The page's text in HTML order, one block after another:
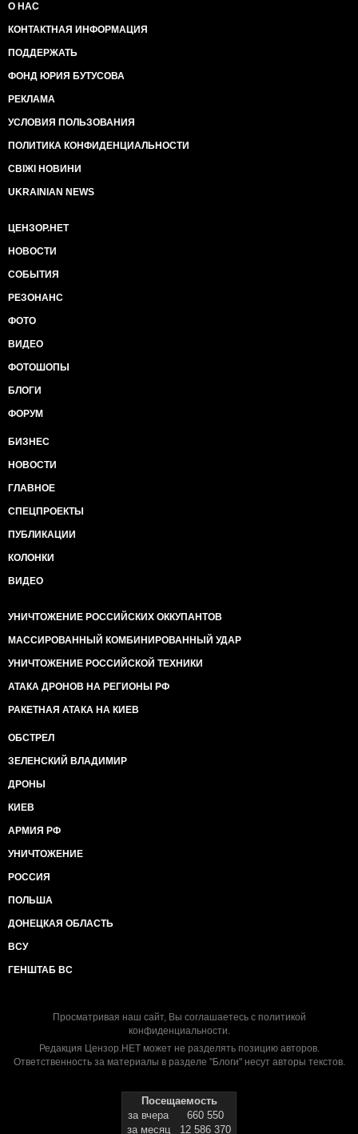
О НАС
КОНТАКТНАЯ ИНФОРМАЦИЯ
ПОДДЕРЖАТЬ
ФОНД ЮРИЯ БУТУСОВА
РЕКЛАМА
УСЛОВИЯ ПОЛЬЗОВАНИЯ
ПОЛИТИКА КОНФИДЕНЦИАЛЬНОСТИ
СВІЖІ НОВИНИ
UKRAINIAN NEWS
ЦЕНЗОР.НЕТ
НОВОСТИ
СОБЫТИЯ
РЕЗОНАНС
ФОТО
ВИДЕО
ФОТОШОПЫ
БЛОГИ
ФОРУМ
БИЗНЕС
НОВОСТИ
ГЛАВНОЕ
СПЕЦПРОЕКТЫ
ПУБЛИКАЦИИ
КОЛОНКИ
ВИДЕО
УНИЧТОЖЕНИЕ РОССИЙСКИХ ОККУПАНТОВ
МАССИРОВАННЫЙ КОМБИНИРОВАННЫЙ УДАР
УНИЧТОЖЕНИЕ РОССИЙСКОЙ ТЕХНИКИ
АТАКА ДРОНОВ НА РЕГИОНЫ РФ
РАКЕТНАЯ АТАКА НА КИЕВ
ОБСТРЕЛ
ЗЕЛЕНСКИЙ ВЛАДИМИР
ДРОНЫ
КИЕВ
АРМИЯ РФ
УНИЧТОЖЕНИЕ
РОССИЯ
ПОЛЬША
ДОНЕЦКАЯ ОБЛАСТЬ
ВСУ
ГЕНШТАБ ВС
Просматривая наш сайт, Вы соглашаетесь с политикой
конфиденциальности.
Редакция Цензор.НЕТ может не разделять позицию авторов.
Ответственность за материалы в разделе "Блоги" несут авторы текстов.
Посещаемость
за вчера
660 550
за месяц
12 586 370